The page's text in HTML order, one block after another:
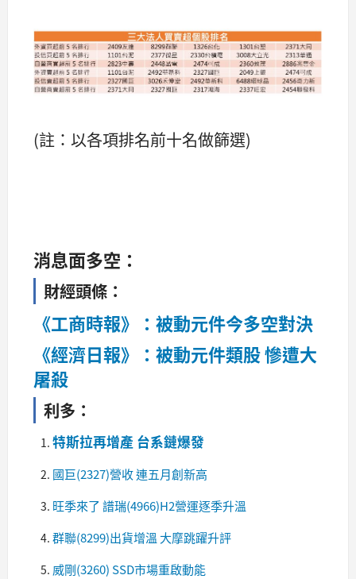
(註：以各項排名前十名做篩選) ​​​​​​​​​​​​​​​​​​​​​​​​​​​​​​
消息面多空：
財經頭條：
《工商時報》：被動元件今多空對決
《經濟日報》：被動元件類股 慘遭大
屠殺
利多：
特斯拉再增產 台系鏈爆發
國巨(2327)營收 連五月創新高
旺季來了 譜瑞(4966)H2營運逐季升溫
群聯(8299)出貨增溫 大摩跳躍升評
威剛(3260) SSD市場重啟動能